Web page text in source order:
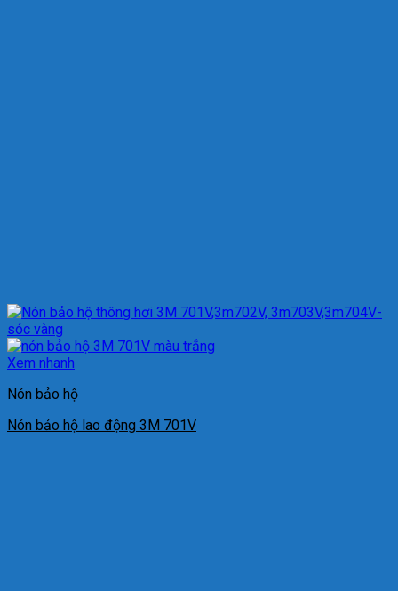
Xem nhanh
Nón bảo hộ
Nón bảo hộ lao động 3M 701V